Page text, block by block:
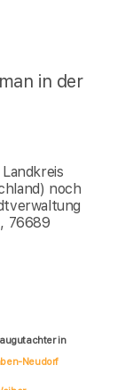
in der
noch
76689
in
Neudorf